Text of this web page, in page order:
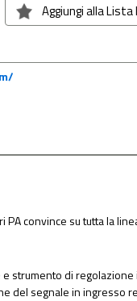
Aggiungi alla Lista
convince su tutta la
strumento di
del segnale in ingresso